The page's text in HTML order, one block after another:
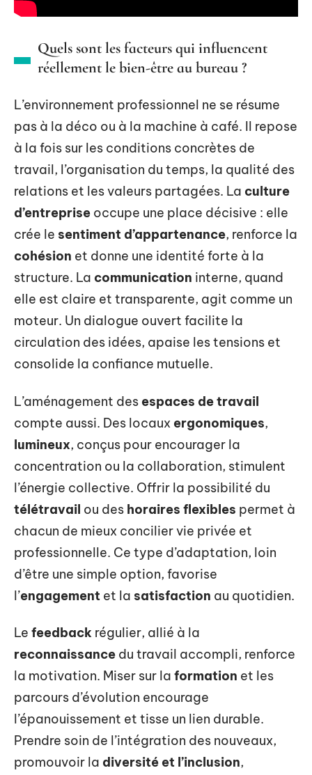
Quels sont les facteurs qui influencent
réellement le bien-être au bureau ?
L’environnement professionnel ne se résume
pas à la déco ou à la machine à café. Il repose
à la fois sur les conditions concrètes de
travail, l’organisation du temps, la qualité des
relations et les valeurs partagées. La culture
d’entreprise occupe une place décisive : elle
crée le sentiment d’appartenance, renforce la
cohésion et donne une identité forte à la
structure. La communication interne, quand
elle est claire et transparente, agit comme un
moteur. Un dialogue ouvert facilite la
circulation des idées, apaise les tensions et
consolide la confiance mutuelle.
L’aménagement des espaces de travail
compte aussi. Des locaux ergonomiques,
lumineux, conçus pour encourager la
concentration ou la collaboration, stimulent
l’énergie collective. Offrir la possibilité du
télétravail ou des horaires flexibles permet à
chacun de mieux concilier vie privée et
professionnelle. Ce type d’adaptation, loin
d’être une simple option, favorise
l’engagement et la satisfaction au quotidien.
Le feedback régulier, allié à la
reconnaissance du travail accompli, renforce
la motivation. Miser sur la formation et les
parcours d’évolution encourage
l’épanouissement et tisse un lien durable.
Prendre soin de l’intégration des nouveaux,
promouvoir la diversité et l’inclusion,